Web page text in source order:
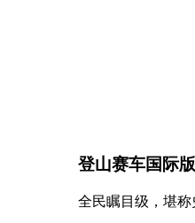
登山赛车国际
全民瞩目级，堪